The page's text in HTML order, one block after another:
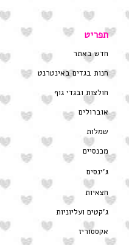
תפריט
חדש באתר
חנות בגדים באינטרנט
חולצות ובגדי גוף
אוברולים
שמלות
מכנסיים
ג’ינסים
חצאיות
ג’קטים ועליוניות
אקססוריז